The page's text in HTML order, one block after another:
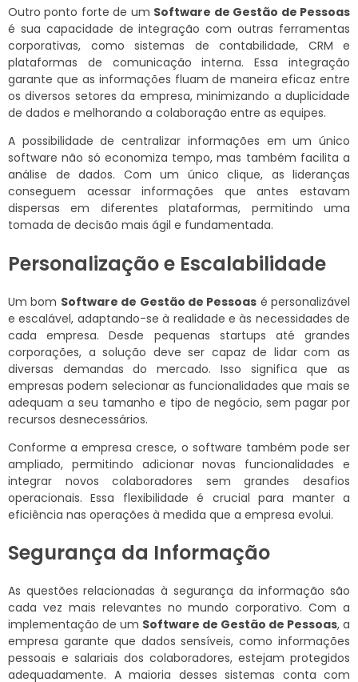
Outro ponto forte de um Software de Gestão de Pessoas
é sua capacidade de integração com outras ferramentas
corporativas, como sistemas de contabilidade, CRM e
plataformas de comunicação interna. Essa integração
garante que as informações fluam de maneira eficaz entre
os diversos setores da empresa, minimizando a duplicidade
de dados e melhorando a colaboração entre as equipes.
A possibilidade de centralizar informações em um único
software não só economiza tempo, mas também facilita a
análise de dados. Com um único clique, as lideranças
conseguem acessar informações que antes estavam
dispersas em diferentes plataformas, permitindo uma
tomada de decisão mais ágil e fundamentada.
Personalização e Escalabilidade
Um bom Software de Gestão de Pessoas é personalizável
e escalável, adaptando-se à realidade e às necessidades de
cada empresa. Desde pequenas startups até grandes
corporações, a solução deve ser capaz de lidar com as
diversas demandas do mercado. Isso significa que as
empresas podem selecionar as funcionalidades que mais se
adequam a seu tamanho e tipo de negócio, sem pagar por
recursos desnecessários.
Conforme a empresa cresce, o software também pode ser
ampliado, permitindo adicionar novas funcionalidades e
integrar novos colaboradores sem grandes desafios
operacionais. Essa flexibilidade é crucial para manter a
eficiência nas operações à medida que a empresa evolui.
Segurança da Informação
As questões relacionadas à segurança da informação são
cada vez mais relevantes no mundo corporativo. Com a
implementação de um Software de Gestão de Pessoas, a
empresa garante que dados sensíveis, como informações
pessoais e salariais dos colaboradores, estejam protegidos
adequadamente. A maioria desses sistemas conta com